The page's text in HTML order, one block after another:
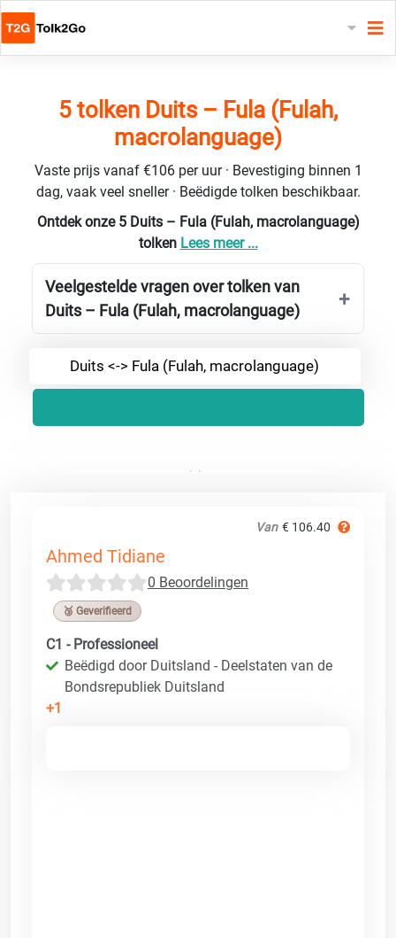
5 tolken Duits – Fula (Fulah,
macrolanguage)
Vaste prijs vanaf €106 per uur · Bevestiging binnen 1
dag, vaak veel sneller · Beëdigde tolken beschikbaar.
Ontdek onze 5 Duits – Fula (Fulah, macrolanguage)
tolken Lees meer ...
Veelgestelde vragen over tolken van
Duits – Fula (Fulah, macrolanguage)
Duits <-> Fula (Fulah, macrolanguage)
Van € 106.40
Ahmed Tidiane
0 Beoordelingen
🥉 Geverifieerd
C1 - Professioneel
Beëdigd door Duitsland - Deelstaten van de
Bondsrepubliek Duitsland
+1